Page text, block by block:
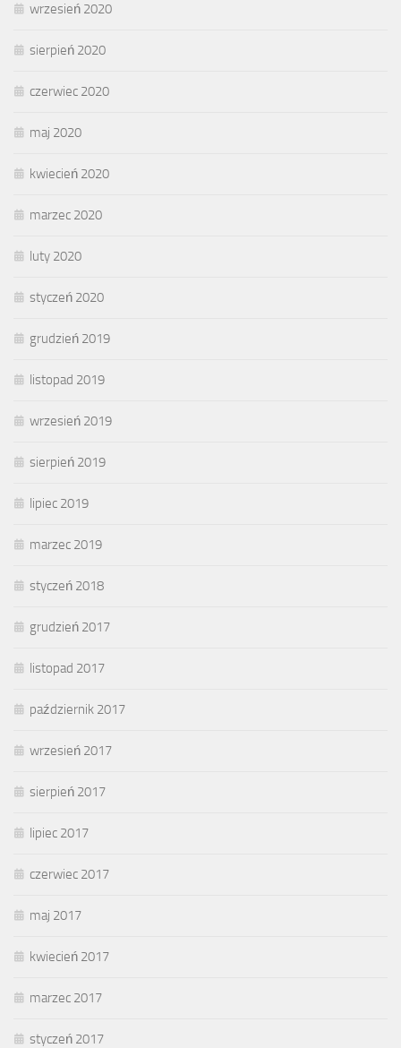
wrzesień 2020
sierpień 2020
czerwiec 2020
maj 2020
kwiecień 2020
marzec 2020
luty 2020
styczeń 2020
grudzień 2019
listopad 2019
wrzesień 2019
sierpień 2019
lipiec 2019
marzec 2019
styczeń 2018
grudzień 2017
listopad 2017
październik 2017
wrzesień 2017
sierpień 2017
lipiec 2017
czerwiec 2017
maj 2017
kwiecień 2017
marzec 2017
styczeń 2017